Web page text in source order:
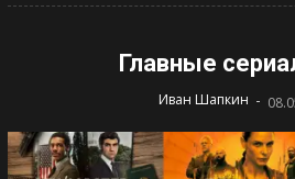
Главные
Иван Шапкин -